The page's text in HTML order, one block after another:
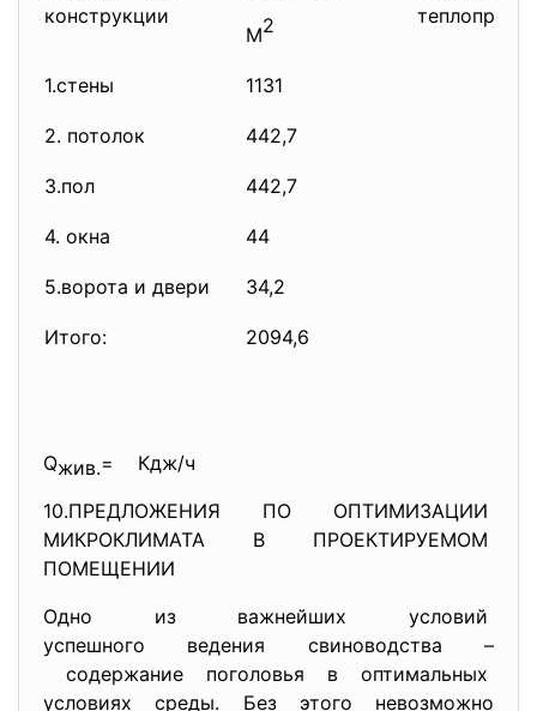
конструкции
М2
1.стены 1131
2. потолок 442,7
3.пол 442,7
4. окна 44
5.ворота и двери 34,2
Итого: 2094,6
Qжив.= Кдж/ч
10.ПРЕДЛОЖЕНИЯ ПО ОПТИМИЗАЦИИ
МИКРОКЛИМАТА В ПРОЕКТИРУЕМОМ
ПОМЕЩЕНИИ
Одно из важнейших условий
успешного ведения свиноводства –
содержание поголовья в оптимальных
условиях среды. Без этого невозможно